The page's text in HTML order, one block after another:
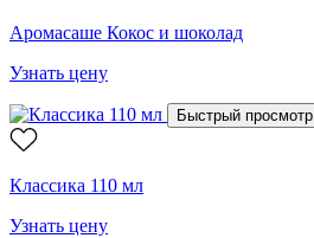
Аромасаше Кокос и шоколад
Узнать цену
Быстрый просмотр
Классика 110 мл
Узнать цену